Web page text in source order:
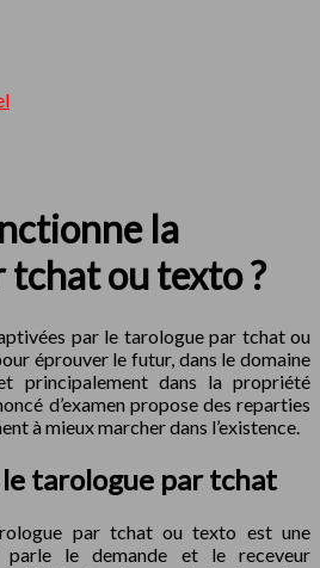
la
ou texto ?
par le tarologue par tchat ou
éprouver le futur, dans le domaine
principalement dans la propriété
d’examen propose des reparties
à mieux marcher dans l’existence.
tarologue par tchat
par tchat ou texto est une
parle le demande et le receveur